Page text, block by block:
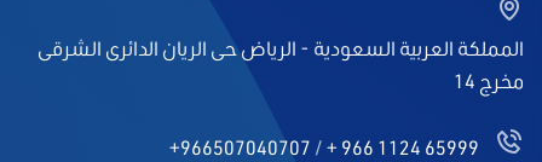
المملكة العربية السعودية - الرياض حى الريان الدائرى الشرقى
مخرج 14
+ 966 1124 65999
/
+966507040707